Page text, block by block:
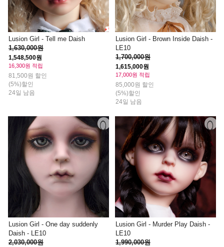
Lusion Girl - Tell me Daish
1,630,000원
1,548,500원
16,300원 적립
81,500원 할인
(5%)할인
24일 남음
Lusion Girl - Brown Inside Daish -
LE10
1,700,000원
1,615,000원
17,000원 적립
85,000원 할인
(5%)할인
24일 남음
Lusion Girl - One day suddenly
Daish - LE10
2,030,000원
Lusion Girl - Murder Play Daish -
LE10
1,990,000원